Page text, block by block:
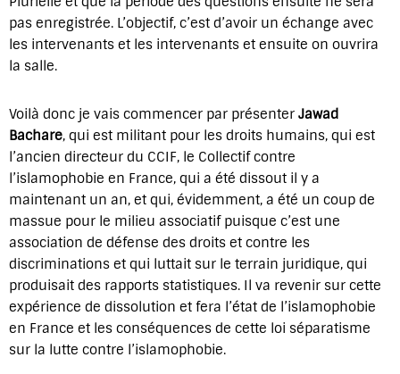
pas enregistrée. L’objectif, c’est d’avoir un échange avec
les intervenants et les intervenants et ensuite on ouvrira
la salle.
Voilà donc je vais commencer par présenter Jawad
Bachare, qui est militant pour les droits humains, qui est
l’ancien directeur du CCIF, le Collectif contre
l’islamophobie en France, qui a été dissout il y a
maintenant un an, et qui, évidemment, a été un coup de
massue pour le milieu associatif puisque c’est une
association de défense des droits et contre les
discriminations et qui luttait sur le terrain juridique, qui
produisait des rapports statistiques. Il va revenir sur cette
expérience de dissolution et fera l’état de l’islamophobie
en France et les conséquences de cette loi séparatisme
sur la lutte contre l’islamophobie.